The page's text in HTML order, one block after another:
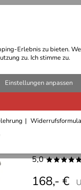
Erlebnis zu bieten.
zu. Ich stimme zu.
Einstellungen anpassen
C-Bow
5,0
168,- €